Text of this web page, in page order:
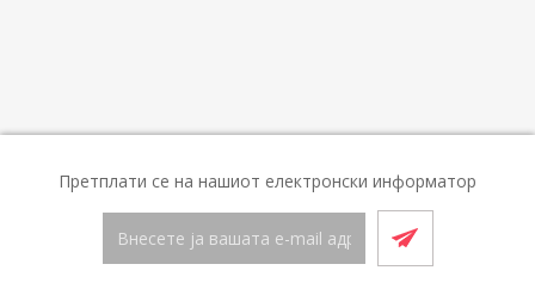
Претплати се на нашиот електронски информатор